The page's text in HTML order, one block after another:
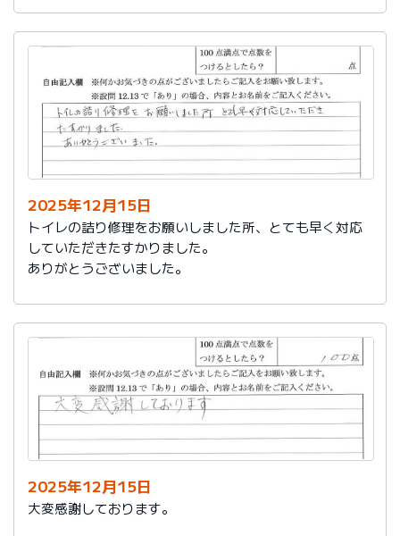
ざいました。
また、本日は心のこもったお葉書を受け取りました。ご
縁があり、この度の拙宅のリフォームを御社様にお願い
し、中田様、渡辺様をはじめ皆様のおかげをもちまし
て、毎日快適に暮らしております。ありがとうございま
した。
今後は、このような規模の修繕を行うことはおそらく起
こらず、小さな小さな修繕になろうかと思いますが、そ
の折は中田様、渡辺様にお願いさせていただくつもりで
おります。とても素晴らしい社員様です。
寒さもひとしお厳しい折でございますので、社長様、社
員の皆様にはどうぞくれぐれもご自愛くださいますよう
お祈り申し上げます。
敬具
2025年12月15日
トイレの詰り修理をお願いしました所、とても早く対応
していただきたすかりました。
ありがとうございました。
2025年12月15日
大変感謝しております。